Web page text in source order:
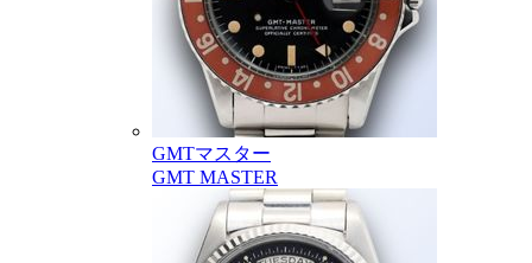
GMTマスター
GMT MASTER